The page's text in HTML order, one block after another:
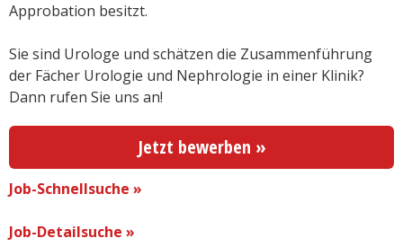
Approbation besitzt.
Sie sind Urologe und schätzen die Zusammenführung
der Fächer Urologie und Nephrologie in einer Klinik?
Dann rufen Sie uns an!
Jetzt bewerben »
Job-Schnellsuche »
Job-Detailsuche »